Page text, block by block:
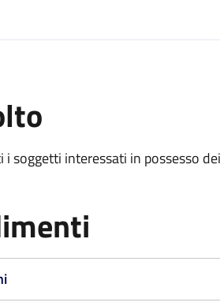
soggetti interessati in possesso